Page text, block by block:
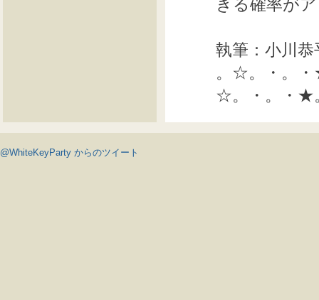
きる確率が
執筆：小川恭
。☆。・。
☆。・。・★
@WhiteKeyParty からのツイート